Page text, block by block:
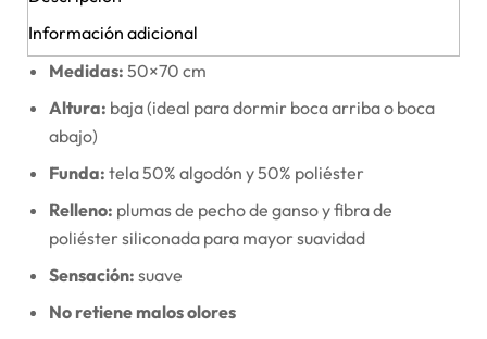
Información adicional
Medidas: 50×70 cm
Altura: baja (ideal para dormir boca arriba o boca
abajo)
Funda: tela 50% algodón y 50% poliéster
Relleno: plumas de pecho de ganso y fibra de
poliéster siliconada para mayor suavidad
Sensación: suave
No retiene malos olores